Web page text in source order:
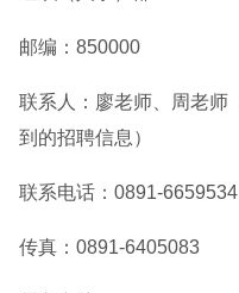
邮编：850000
联系人：廖老师、周老师
到的招聘信息）
联系电话：0891-6659534
传真：0891-6405083